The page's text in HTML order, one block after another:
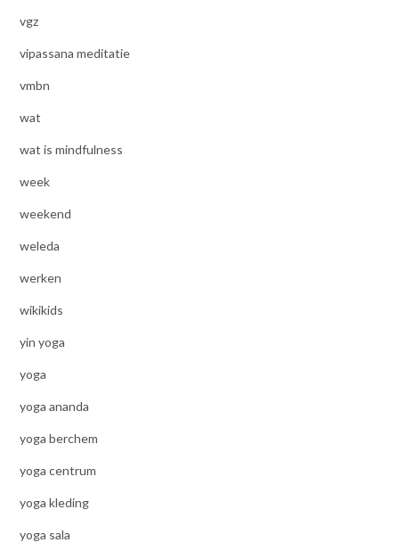
vgz
vipassana meditatie
vmbn
wat
wat is mindfulness
week
weekend
weleda
werken
wikikids
yin yoga
yoga
yoga ananda
yoga berchem
yoga centrum
yoga kleding
yoga sala